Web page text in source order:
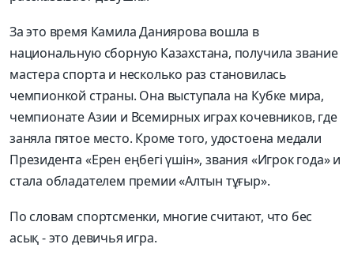
За это время Камила Даниярова вошла в
национальную сборную Казахстана, получила звание
мастера спорта и несколько раз становилась
чемпионкой страны. Она выступала на Кубке мира,
чемпионате Азии и Всемирных играх кочевников, где
заняла пятое место. Кроме того, удостоена медали
Президента «Ерен еңбегі үшін», звания «Игрок года» и
стала обладателем премии «Алтын тұғыр».
По словам спортсменки, многие считают, что бес
асық - это девичья игра.